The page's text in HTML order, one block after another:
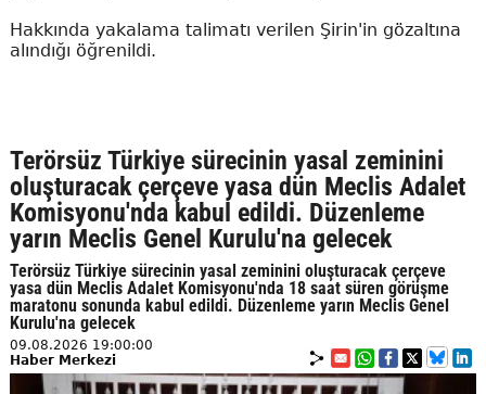
Hakkında yakalama talimatı verilen Şirin'in gözaltına
alındığı öğrenildi.
Terörsüz Türkiye sürecinin yasal zeminini
oluşturacak çerçeve yasa dün Meclis Adalet
Komisyonu'nda kabul edildi. Düzenleme
yarın Meclis Genel Kurulu'na gelecek
Terörsüz Türkiye sürecinin yasal zeminini oluşturacak çerçeve
yasa dün Meclis Adalet Komisyonu'nda 18 saat süren görüşme
maratonu sonunda kabul edildi. Düzenleme yarın Meclis Genel
Kurulu'na gelecek
09.08.2026 19:00:00
Haber Merkezi